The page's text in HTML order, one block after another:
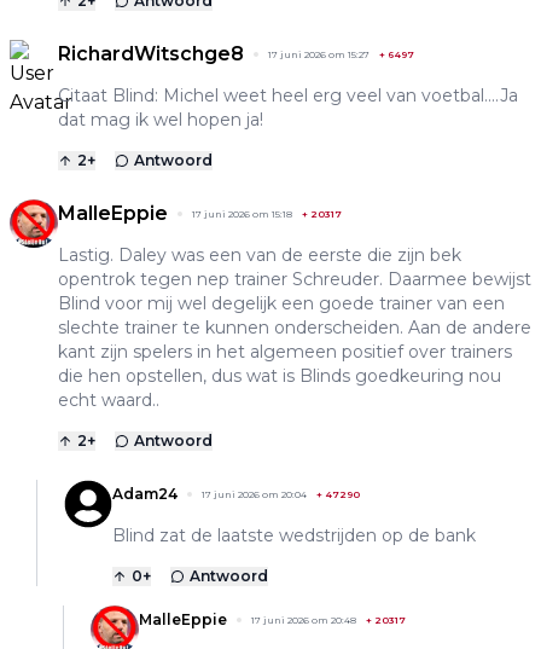
RichardWitschge8 17 juni 2026 om 15:27 + 6497
Citaat Blind: Michel weet heel erg veel van voetbal....Ja
dat mag ik wel hopen ja!
2+ Antwoord
MalleEppie 17 juni 2026 om 15:18 + 20317
Lastig. Daley was een van de eerste die zijn bek
opentrok tegen nep trainer Schreuder. Daarmee bewijst
Blind voor mij wel degelijk een goede trainer van een
slechte trainer te kunnen onderscheiden. Aan de andere
kant zijn spelers in het algemeen positief over trainers
die hen opstellen, dus wat is Blinds goedkeuring nou
echt waard..
2+ Antwoord
Adam24 17 juni 2026 om 20:04 + 47290
Blind zat de laatste wedstrijden op de bank
0+ Antwoord
MalleEppie 17 juni 2026 om 20:48 + 20317